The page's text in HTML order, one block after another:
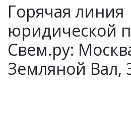
Горячая линия
юридической
Свем.ру:
Земляной Вал,